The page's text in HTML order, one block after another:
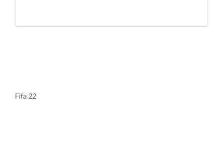
Fifa 22